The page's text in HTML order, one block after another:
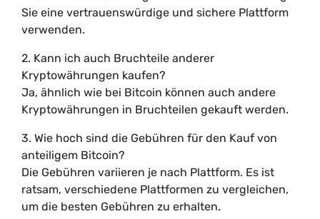
Sie eine vertrauenswürdige und sichere Plattform
verwenden.
2. Kann ich auch Bruchteile anderer
Kryptowährungen kaufen?
Ja, ähnlich wie bei Bitcoin können auch andere
Kryptowährungen in Bruchteilen gekauft werden.
3. Wie hoch sind die Gebühren für den Kauf von
anteiligem Bitcoin?
Die Gebühren variieren je nach Plattform. Es ist
ratsam, verschiedene Plattformen zu vergleichen,
um die besten Gebühren zu erhalten.